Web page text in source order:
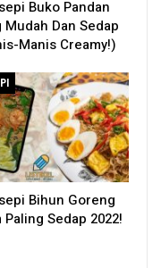
Buko Pandan
Mudah Dan Sedap
Manis Creamy!)
Bihun Goreng
Paling Sedap 2022!